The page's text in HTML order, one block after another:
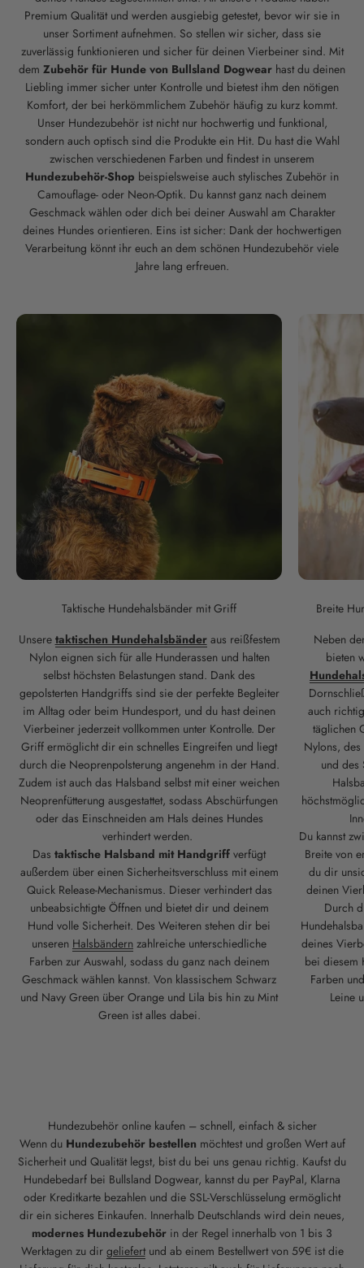
Premium Qualität und werden ausgiebig getestet, bevor wir sie in
unser Sortiment aufnehmen. So stellen wir sicher, dass sie
zuverlässig funktionieren und sicher für deinen Vierbeiner sind. Mit
dem Zubehör für Hunde von Bullsland Dogwear hast du deinen
Liebling immer sicher unter Kontrolle und bietest ihm den nötigen
Komfort, der bei herkömmlichem Zubehör häufig zu kurz kommt.
Unser Hundezubehör ist nicht nur hochwertig und funktional,
sondern auch optisch sind die Produkte ein Hit. Du hast die Wahl
zwischen verschiedenen Farben und findest in unserem
Hundezubehör-Shop beispielsweise auch stylisches Zubehör in
Camouflage- oder Neon-Optik. Du kannst ganz nach deinem
Geschmack wählen oder dich bei deiner Auswahl am Charakter
deines Hundes orientieren. Eins ist sicher: Dank der hochwertigen
Verarbeitung könnt ihr euch an dem schönen Hundezubehör viele
Jahre lang erfreuen.
Taktische Hundehalsbänder mit Griff
Unsere taktischen Hundehalsbänderaus reißfestem
Nylon eignen sich für alle Hunderassen und halten
selbst höchsten Belastungen stand. Dank des
gepolsterten Handgriffs sind sie der perfekte Begleiter
im Alltag oder beim Hundesport, und du hast deinen
Vierbeiner jederzeit vollkommen unter Kontrolle. Der
Griff ermöglicht dir ein schnelles Eingreifen und liegt
durch die Neoprenpolsterung angenehm in der Hand.
Zudem ist auch das Halsband selbst mit einer weichen
Neoprenfütterung ausgestattet, sodass Abschürfungen
oder das Einschneiden am Hals deines Hundes
verhindert werden.
Dastaktische Halsband mit Handgriff verfügt
außerdem über einen Sicherheitsverschluss mit einem
Quick Release-Mechanismus. Dieser verhindert das
unbeabsichtigte Öffnen und bietet dir und deinem
Hund volle Sicherheit. Des Weiteren stehen dir bei
unseren Halsbändern zahlreiche unterschiedliche
Farben zur Auswahl, sodass du ganz nach deinem
Geschmack wählen kannst. Von klassischem Schwarz
und Navy Green über Orange und Lila bis hin zu Mint
Green ist alles dabei.
Breite
Neben
bieten
auch
täglichen
Nylons,
und des
Du kannst
Breite von
du dir
deinen
Durch
deines
bei diesem
Farben
Leine
Hundezubehör online kaufen – schnell, einfach & sicher
Wenn du Hundezubehör bestellen möchtest und großen Wert auf
Sicherheit und Qualität legst, bist du bei uns genau richtig. Kaufst du
Hundebedarf bei Bullsland Dogwear, kannst du per PayPal, Klarna
oder Kreditkarte bezahlen und die SSL-Verschlüsselung ermöglicht
dir ein sicheres Einkaufen. Innerhalb Deutschlands wird dein neues,
modernes Hundezubehör in der Regel innerhalb von 1 bis 3
Werktagen zu dir geliefertund ab einem Bestellwert von 59€ ist die